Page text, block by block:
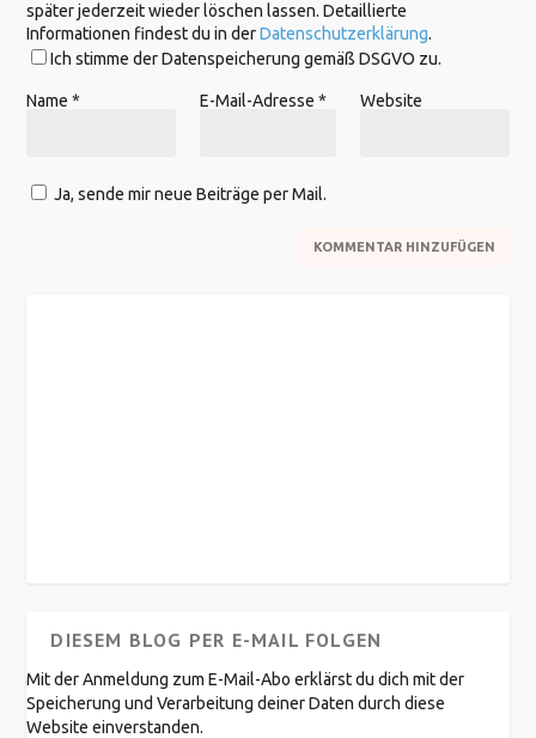
später jederzeit wieder löschen lassen. Detaillierte
Informationen findest du in derDatenschutzerklärung.
Ich stimme der Datenspeicherung gemäß DSGVO zu.
Name* E-Mail-Adresse * Website
Ja, sende mir neue Beiträge per Mail.
DIESEM BLOG PER E-MAIL FOLGEN
Mit der Anmeldung zum E-Mail-Abo erklärst du dich mit der
Speicherung und Verarbeitung deiner Daten durch diese
Website einverstanden.